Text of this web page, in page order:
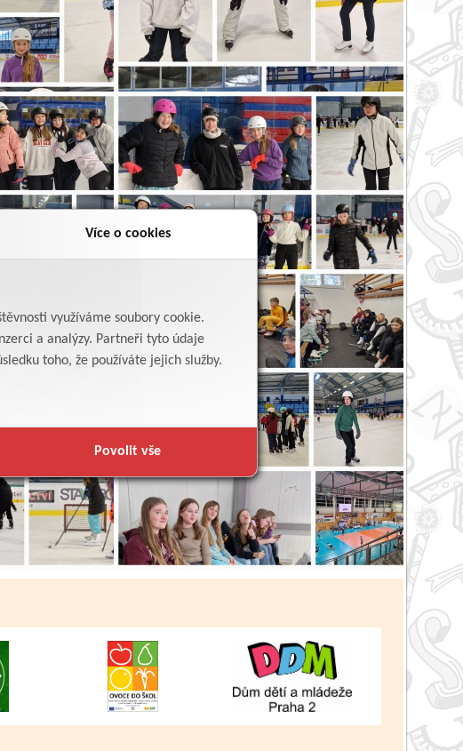
Více o cookies
využíváme soubory cookie.
a analýzy. Partneři tyto údaje
toho, že používáte jejich služby.
Povolit vše
Zpět